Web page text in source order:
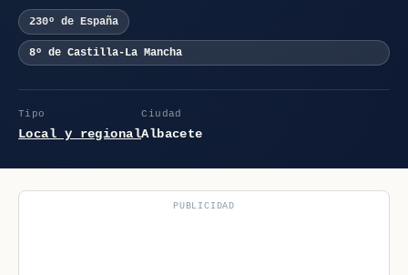
230º de España
8º de Castilla-La Mancha
Tipo
Local y regional
Ciudad
Albacete
PUBLICIDAD